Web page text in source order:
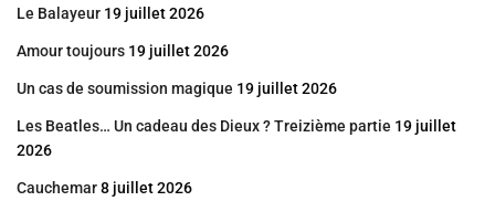
Le Balayeur 19 juillet 2026
Amour toujours 19 juillet 2026
Un cas de soumission magique 19 juillet 2026
Les Beatles… Un cadeau des Dieux ? Treizième partie 19 juillet
2026
Cauchemar8 juillet 2026